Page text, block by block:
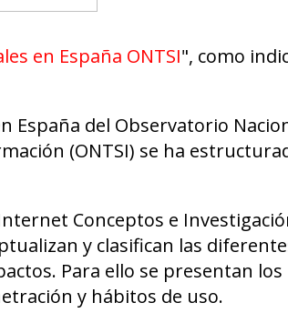
en España ONTSI", como
España del Observatorio
(ONTSI) se ha
Conceptos e
y clasifican las
Para ello se presentan
y hábitos de uso.